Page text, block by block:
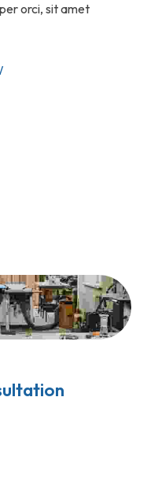
orci, sit amet